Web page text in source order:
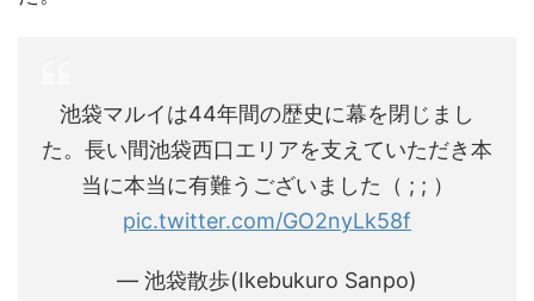
池袋マルイは44年間の歴史に幕を閉じまし
た。長い間池袋西口エリアを支えていただき本
当に本当に有難うございました（ ; ; ）
pic.twitter.com/GO2nyLk58f
— 池袋散歩(Ikebukuro Sanpo)